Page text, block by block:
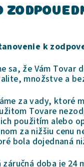
k
sa, že Vám Tovar
množstve a
za vady, ktoré
Tovare
použitím alebo
za nižšiu cenu
bola dojednaná
záručná doba je 24